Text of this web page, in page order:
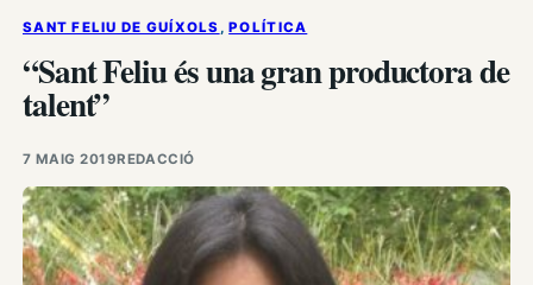
SANT FELIU DE GUÍXOLS , POLÍTICA
“Sant Feliu és una gran productora de
talent”
7 MAIG 2019REDACCIÓ